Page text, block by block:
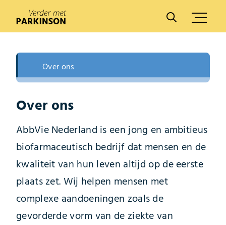
Over ons
Over ons
AbbVie Nederland is een jong en ambitieus
biofarmaceutisch bedrijf dat mensen en de
kwaliteit van hun leven altijd op de eerste
plaats zet. Wij helpen mensen met
complexe aandoeningen zoals de
gevorderde vorm van de ziekte van